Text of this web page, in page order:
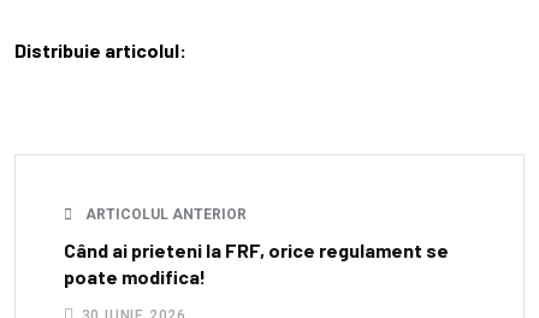
Distribuie articolul:
ARTICOLUL ANTERIOR
Când ai prieteni la FRF, orice regulament se
poate modifica!